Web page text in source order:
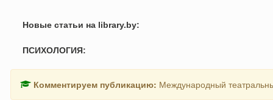
Новые статьи на library.by:
ПСИХОЛОГИЯ:
Комментируем публикацию: Международный